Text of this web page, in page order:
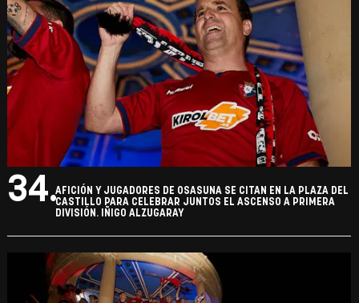
34.AFICIÓN Y JUGADORES DE OSASUNA SE CITAN EN LA PLAZA DEL
CASTILLO PARA CELEBRAR JUNTOS EL ASCENSO A PRIMERA
DIVISIÓN. IÑIGO ALZUGARAY